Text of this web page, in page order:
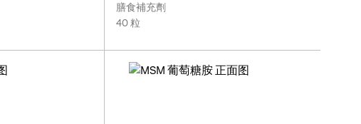
Type:
膳食補充劑
Size:
40 粒